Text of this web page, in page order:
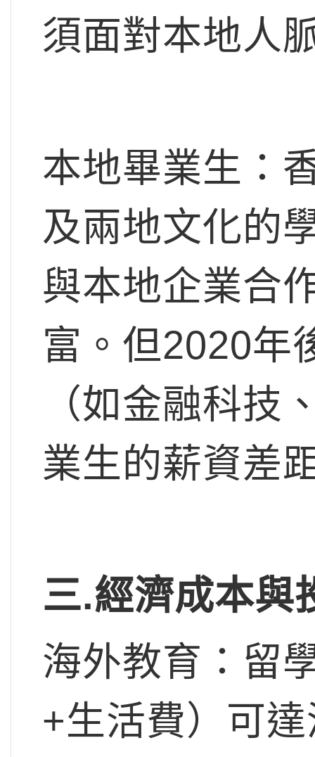
須面對本地人
本地畢業生：
及兩地文化的
與本地企業合
富。但2020年
（如金融科技
業生的薪資差
三.經濟成本與
海外教育：留
+生活費）可